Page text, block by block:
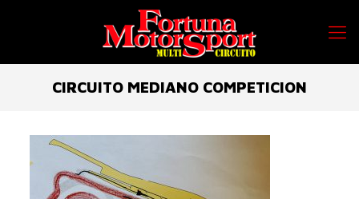
CIRCUITO MEDIANO COMPETICION